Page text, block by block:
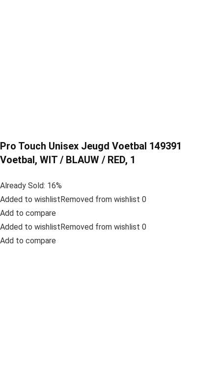
Pro Touch Unisex Jeugd Voetbal 149391
Voetbal, WIT / BLAUW / RED, 1
Already Sold: 16%
Added to wishlistRemoved from wishlist 0
Add to compare
Added to wishlistRemoved from wishlist 0
Add to compare